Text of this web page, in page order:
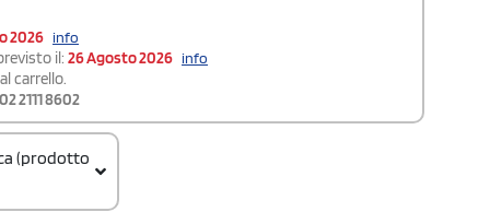
2026 info
il: 26 Agosto 2026 info
carrello.
02 2111 8602
(prodotto